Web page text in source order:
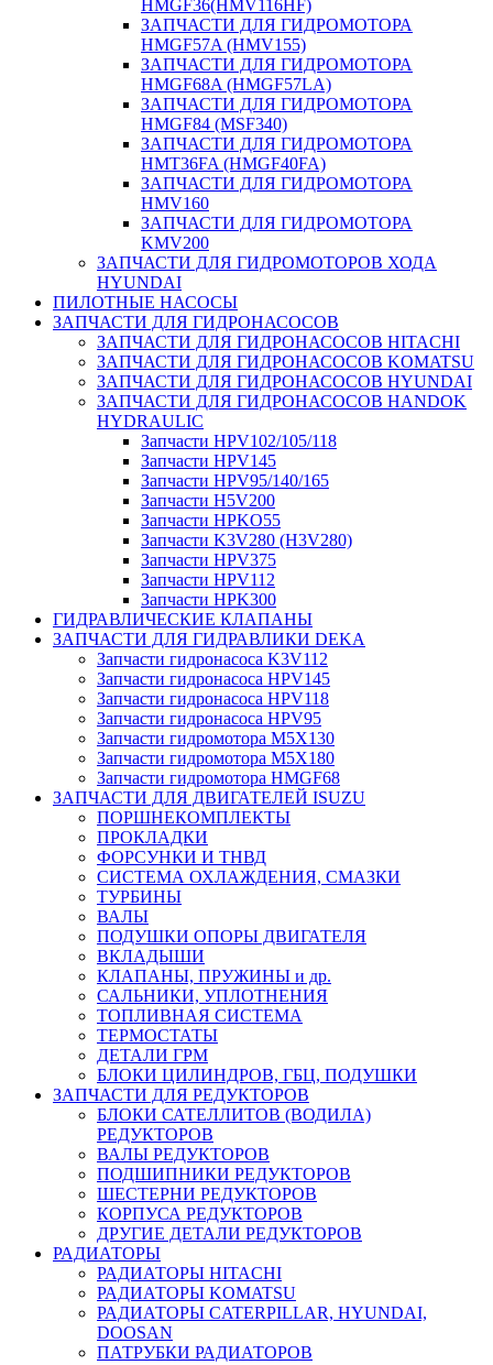
HMGF36(HMV116HF)
ЗАПЧАСТИ ДЛЯ ГИДРОМОТОРА
HMGF57A (HMV155)
ЗАПЧАСТИ ДЛЯ ГИДРОМОТОРА
HMGF68A (HMGF57LA)
ЗАПЧАСТИ ДЛЯ ГИДРОМОТОРА
HMGF84 (MSF340)
ЗАПЧАСТИ ДЛЯ ГИДРОМОТОРА
HMT36FA (HMGF40FA)
ЗАПЧАСТИ ДЛЯ ГИДРОМОТОРА
HMV160
ЗАПЧАСТИ ДЛЯ ГИДРОМОТОРА
KMV200
ЗАПЧАСТИ ДЛЯ ГИДРОМОТОРОВ ХОДА
HYUNDAI
ПИЛОТНЫЕ НАСОСЫ
ЗАПЧАСТИ ДЛЯ ГИДРОНАСОСОВ
ЗАПЧАСТИ ДЛЯ ГИДРОНАСОСОВ HITACHI
ЗАПЧАСТИ ДЛЯ ГИДРОНАСОСОВ KOMATSU
ЗАПЧАСТИ ДЛЯ ГИДРОНАСОСОВ HYUNDAI
ЗАПЧАСТИ ДЛЯ ГИДРОНАСОСОВ HANDOK
HYDRAULIC
Запчасти HPV102/105/118
Запчасти HPV145
Запчасти HPV95/140/165
Запчасти H5V200
Запчасти HPKO55
Запчасти K3V280 (H3V280)
Запчасти HPV375
Запчасти HPV112
Запчасти HPK300
ГИДРАВЛИЧЕСКИЕ КЛАПАНЫ
ЗАПЧАСТИ ДЛЯ ГИДРАВЛИКИ DEKA
Запчасти гидронасоса K3V112
Запчасти гидронасоса HPV145
Запчасти гидронасоса HPV118
Запчасти гидронасоса HPV95
Запчасти гидромотора M5X130
Запчасти гидромотора M5X180
Запчасти гидромотора HMGF68
ЗАПЧАСТИ ДЛЯ ДВИГАТЕЛЕЙ ISUZU
ПОРШНЕКОМПЛЕКТЫ
ПРОКЛАДКИ
ФОРСУНКИ И ТНВД
СИСТЕМА ОХЛАЖДЕНИЯ, СМАЗКИ
ТУРБИНЫ
ВАЛЫ
ПОДУШКИ ОПОРЫ ДВИГАТЕЛЯ
ВКЛАДЫШИ
КЛАПАНЫ, ПРУЖИНЫ и др.
САЛЬНИКИ, УПЛОТНЕНИЯ
ТОПЛИВНАЯ СИСТЕМА
ТЕРМОСТАТЫ
ДЕТАЛИ ГРМ
БЛОКИ ЦИЛИНДРОВ, ГБЦ, ПОДУШКИ
ЗАПЧАСТИ ДЛЯ РЕДУКТОРОВ
БЛОКИ САТЕЛЛИТОВ (ВОДИЛА)
РЕДУКТОРОВ
ВАЛЫ РЕДУКТОРОВ
ПОДШИПНИКИ РЕДУКТОРОВ
ШЕСТЕРНИ РЕДУКТОРОВ
КОРПУСА РЕДУКТОРОВ
ДРУГИЕ ДЕТАЛИ РЕДУКТОРОВ
РАДИАТОРЫ
РАДИАТОРЫ HITACHI
РАДИАТОРЫ KOMATSU
РАДИАТОРЫ CATERPILLAR, HYUNDAI,
DOOSAN
ПАТРУБКИ РАДИАТОРОВ